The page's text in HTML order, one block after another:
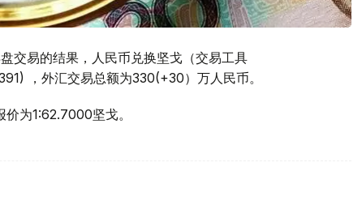
交易的结果，人民币兑换坚戈（交易工具
，外汇交易总额为330(+30）万人民币。
为1:62.7000坚戈。